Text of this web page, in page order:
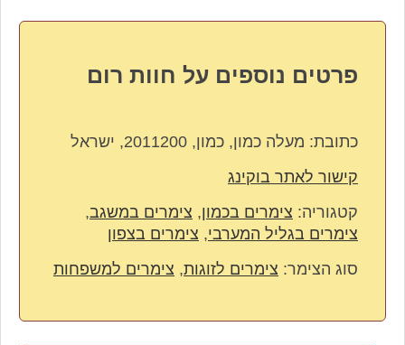
פרטים נוספים על חוות רום
כתובת: מעלה כמון, כמון, 2011200, ישראל
קישור לאתר בוקינג
קטגוריה: צימרים בכמון, צימרים במשגב,
צימרים בגליל המערבי, צימרים בצפון
סוג הצימר: צימרים לזוגות, צימרים למשפחות